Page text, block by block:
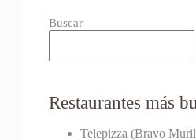
Buscar
Restaurantes más
Telepizza (Bravo